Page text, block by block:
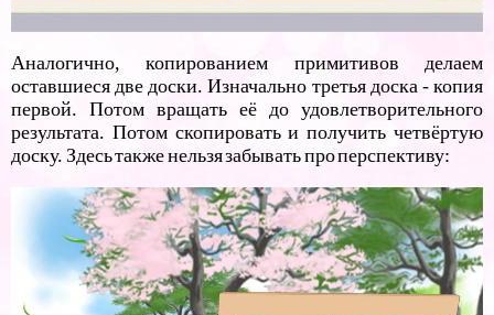
Аналогично, копированием примитивов делаем
оставшиеся две доски. Изначально третья доска - копия
первой. Потом вращать её до удовлетворительного
результата. Потом скопировать и получить четвёртую
доску. Здесь также нельзя забывать про перспективу: